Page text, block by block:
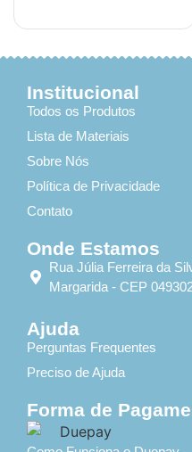
Institucional
Todos os Produtos
Lista de Materiais
Sobre Nós
Política de Privacidade
Contato
Onde Estamos
Rua Júlia Ferreira da
Margarida - CEP
Ajuda
Perguntas Frequentes
Preciso de Ajuda
Forma de